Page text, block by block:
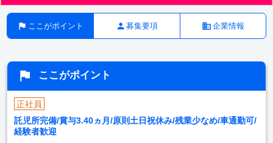
ここがポイント 募集要項 企業情報
ここがポイント
正社員
託児所完備/賞与3.40ヵ月/原則土日祝休み/残業少なめ/車通勤可/
経験者歓迎